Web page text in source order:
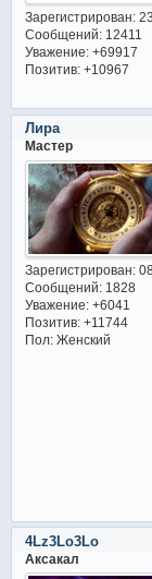
Зарегистрирован:
Сообщений:12411
Уважение: +69917
Позитив: +10967
Лира
Мастер
Зарегистрирован:
Сообщений:1828
Уважение: +6041
Позитив: +11744
Пол:Женский
4Lz3Lo3Lo
Аксакал